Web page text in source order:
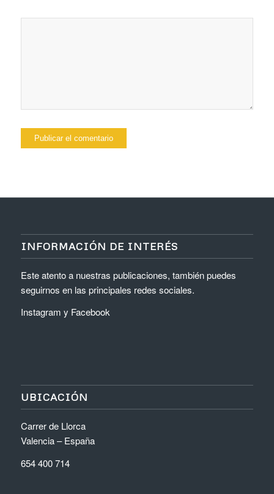
INFORMACIÓN DE INTERÉS
Este atento a nuestras publicaciones, también puedes
seguirnos en las principales redes sociales.
Instagram y Facebook
UBICACIÓN
Carrer de Llorca
Valencia – España
654 400 714